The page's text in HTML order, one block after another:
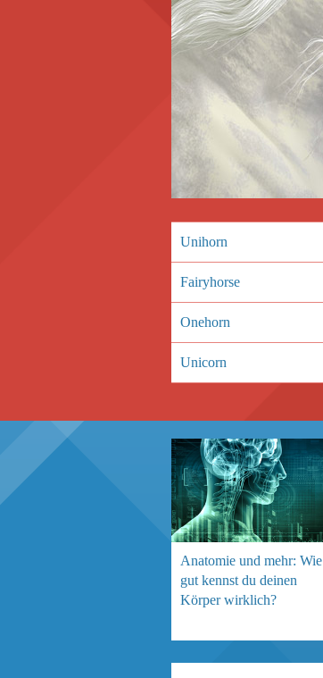
Unihorn
Fairyhorse
Onehorn
Unicorn
Anatomie und mehr: Wie
gut kennst du deinen
Körper wirklich?